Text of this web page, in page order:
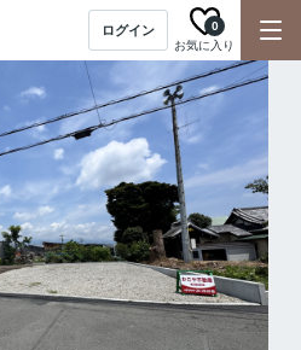
ログイン
お気に入り
0